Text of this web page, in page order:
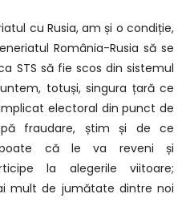
cu Rusia, am și o condiție,
România-Rusia să se
STS să fie scos din sistemul
untem, totuși, singura țară ce
electoral din punct de
fraudare, știm și de ce
că le va reveni și
la alegerile viitoare;
mult de jumătate dintre noi